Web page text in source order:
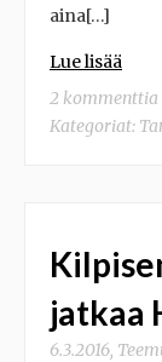
aina[…]
Lue lisää
2 kommenttia
Kategoriat:
jatkaa
6.3.2016,